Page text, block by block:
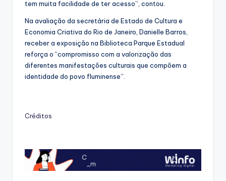
tem muita facilidade de ter acesso”, contou.
Na avaliação da secretária de Estado de Cultura e
Economia Criativa do Rio de Janeiro, Danielle Barros,
receber a exposição na Biblioteca Parque Estadual
reforça o “compromisso com a valorização das
diferentes manifestações culturais que compõem a
identidade do povo fluminense”.
Créditos